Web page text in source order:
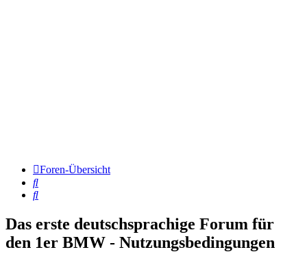
Foren-Übersicht
Suche
Suche
Das erste deutschsprachige Forum für
den 1er BMW - Nutzungsbedingungen